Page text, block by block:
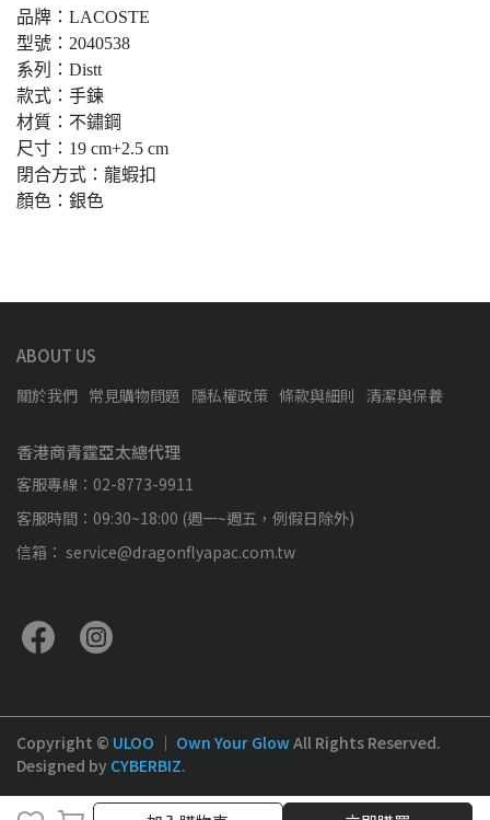
品牌：LACOSTE
型號：2040538
系列：Distt
款式：手鍊
材質：不鏽鋼
尺寸：19 cm+2.5 cm
閉合方式：龍蝦扣
顏色：銀色
ABOUT US
關於我們 常見購物問題 隱私權政策 條款與細則 清潔與保養
香港商青霆亞太總代理
客服專線：02-8773-9911
客服時間：09:30~18:00 (週一~週五，例假日除外)
信箱： service@dragonflyapac.com.tw
Copyright © ULOO ｜ Own Your Glow All Rights Reserved.
Designed by CYBERBIZ.